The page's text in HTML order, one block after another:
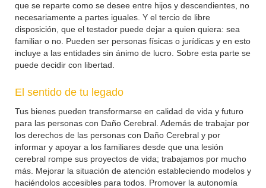
que se reparte como se desee entre hijos y descendientes, no
necesariamente a partes iguales. Y el tercio de libre
disposición, que el testador puede dejar a quien quiera: sea
familiar o no. Pueden ser personas físicas o jurídicas y en esto
incluye a las entidades sin ánimo de lucro. Sobre esta parte se
puede decidir con libertad.
El sentido de tu legado
Tus bienes pueden transformarse en calidad de vida y futuro
para las personas con Daño Cerebral. Además de trabajar por
los derechos de las personas con Daño Cerebral y por
informar y apoyar a los familiares desde que una lesión
cerebral rompe sus proyectos de vida; trabajamos por mucho
más. Mejorar la situación de atención estableciendo modelos y
haciéndolos accesibles para todos. Promover la autonomía